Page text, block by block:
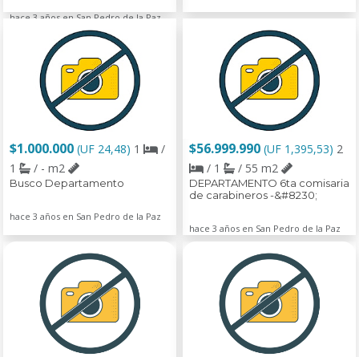
hace 3 años en San Pedro de la Paz
$1.000.000 (UF 24,48) 1
/
1
/ - m2
Busco Departamento
hace 3 años en San Pedro de la Paz
$56.999.990 (UF 1,395,53) 2
/ 1
/ 55 m2
DEPARTAMENTO 6ta comisaria
de carabineros -&#8230;
hace 3 años en San Pedro de la Paz